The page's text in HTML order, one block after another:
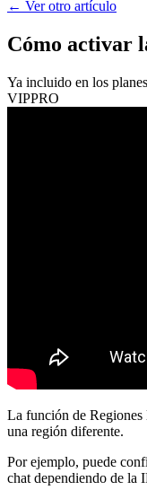
← Ver otro artículo
Cómo activar
Ya incluido en los planes
VIPPRO
La función de Regiones
una región diferente.
Por ejemplo, puede
chat dependiendo de la